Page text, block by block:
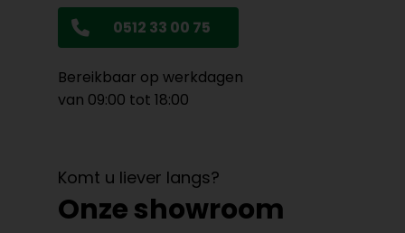
0512 33 00 75
Bereikbaar op werkdagen
van 09:00 tot 18:00
Komt u liever langs?
Onze showroom